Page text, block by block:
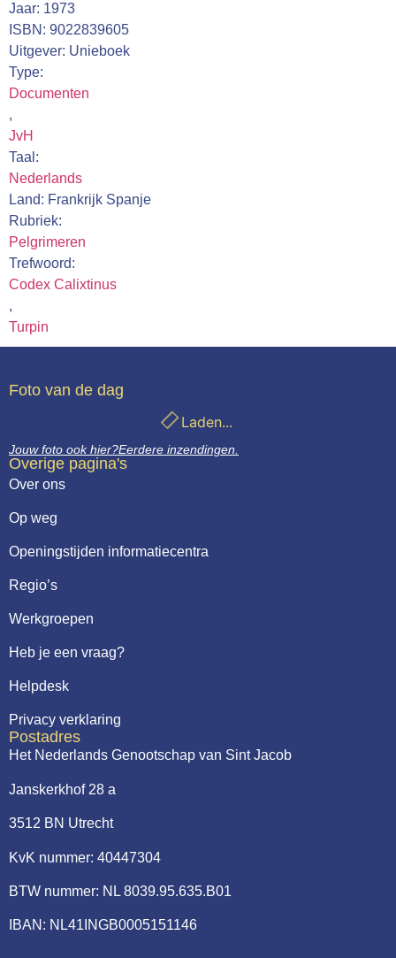
Jaar: 1973
ISBN: 9022839605
Uitgever: Unieboek
Type:
Documenten
,
JvH
Taal:
Nederlands
Land: Frankrijk Spanje
Rubriek:
Pelgrimeren
Trefwoord:
Codex Calixtinus
,
Turpin
Foto van de dag
Laden...
Jouw foto ook hier?Eerdere inzendingen.
Overige pagina's
Over ons
Op weg
Openingstijden informatiecentra
Regio’s
Werkgroepen
Heb je een vraag?
Helpdesk
Privacy verklaring
Postadres
Het Nederlands Genootschap van Sint Jacob
Janskerkhof 28 a
3512 BN Utrecht
KvK nummer: 40447304
BTW nummer: NL 8039.95.635.B01
IBAN: NL41INGB0005151146